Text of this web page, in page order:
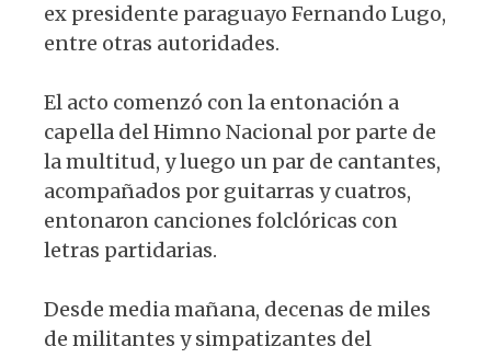
ex presidente paraguayo Fernando Lugo,
entre otras autoridades.
El acto comenzó con la entonación a
capella del Himno Nacional por parte de
la multitud, y luego un par de cantantes,
acompañados por guitarras y cuatros,
entonaron canciones folclóricas con
letras partidarias.
Desde media mañana, decenas de miles
de militantes y simpatizantes del